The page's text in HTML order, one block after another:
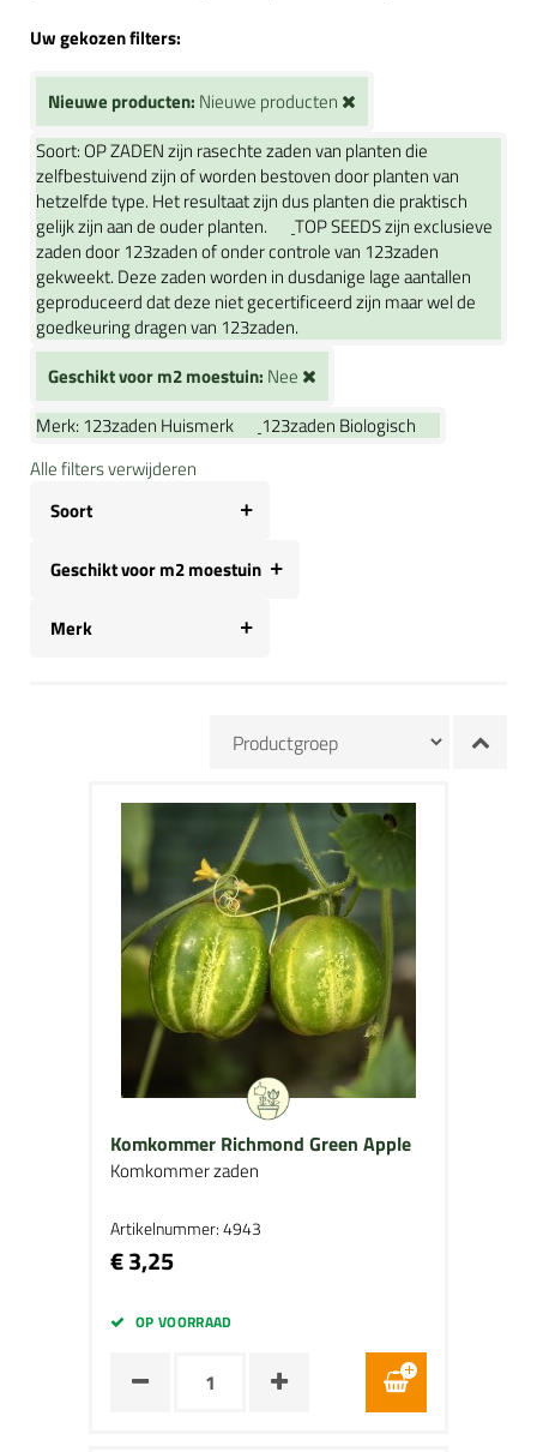
Uw gekozen filters:
Nieuwe producten: Nieuwe producten
Soort: OP ZADEN zijn rasechte zaden van planten die
zelfbestuivend zijn of worden bestoven door planten van
hetzelfde type. Het resultaat zijn dus planten die praktisch
gelijk zijn aan de ouder planten.
TOP SEEDS zijn exclusieve
zaden door 123zaden of onder controle van 123zaden
gekweekt. Deze zaden worden in dusdanige lage aantallen
geproduceerd dat deze niet gecertificeerd zijn maar wel de
goedkeuring dragen van 123zaden.
Geschikt voor m2 moestuin: Nee
Merk: 123zaden Huismerk
123zaden Biologisch
Alle filters verwijderen
Soort
Geschikt voor m2 moestuin
Merk
Komkommer Richmond Green Apple
Komkommer zaden
Artikelnummer: 4943
€ 3,25
OP VOORRAAD